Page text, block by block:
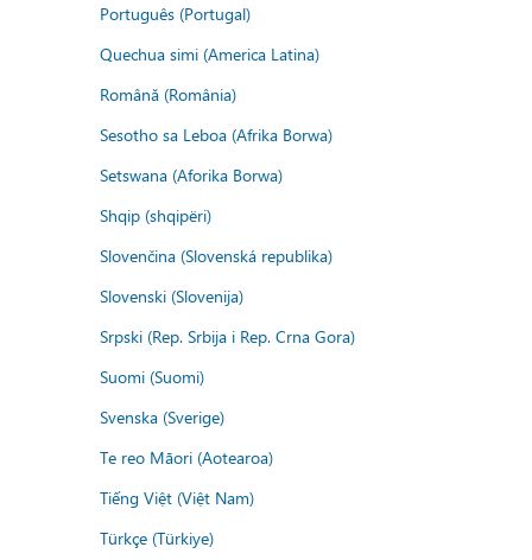
Português (Portugal)
Quechua simi (America Latina)
Română (România)
Sesotho sa Leboa (Afrika Borwa)
Setswana (Aforika Borwa)
Shqip (shqipëri)
Slovenčina (Slovenská republika)
Slovenski (Slovenija)
Srpski (Rep. Srbija i Rep. Crna Gora)
Suomi (Suomi)
Svenska (Sverige)
Te reo Māori (Aotearoa)
Tiếng Việt (Việt Nam)
Türkçe (Türkiye)